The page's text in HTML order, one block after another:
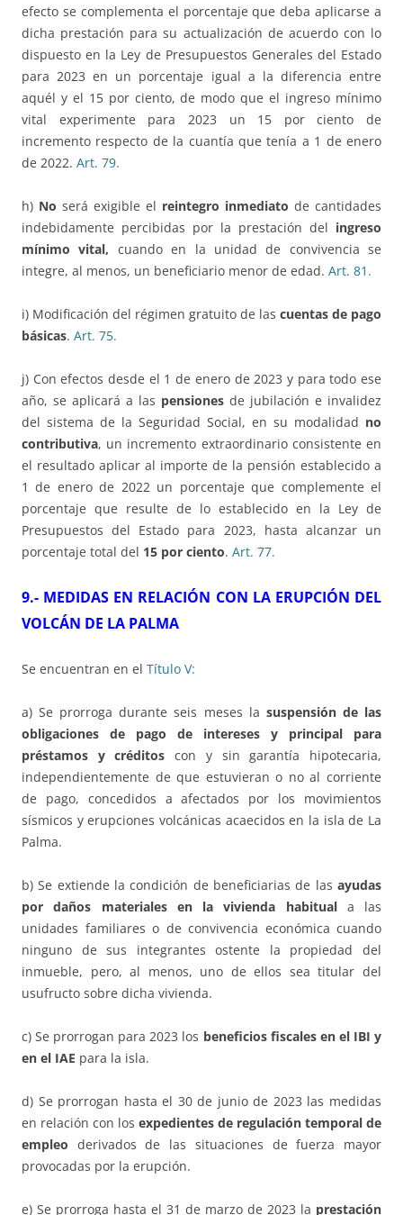
efecto se complementa el porcentaje que deba aplicarse a
dicha prestación para su actualización de acuerdo con lo
dispuesto en la Ley de Presupuestos Generales del Estado
para 2023 en un porcentaje igual a la diferencia entre
aquél y el 15 por ciento, de modo que el ingreso mínimo
vital experimente para 2023 un 15 por ciento de
incremento respecto de la cuantía que tenía a 1 de enero
de 2022. Art. 79.
h) No será exigible el reintegro inmediato de cantidades
indebidamente percibidas por la prestación del ingreso
mínimo vital, cuando en la unidad de convivencia se
integre, al menos, un beneficiario menor de edad. Art. 81.
i) Modificación del régimen gratuito de las cuentas de pago
básicas. Art. 75.
j) Con efectos desde el 1 de enero de 2023 y para todo ese
año, se aplicará a las pensiones de jubilación e invalidez
del sistema de la Seguridad Social, en su modalidad no
contributiva, un incremento extraordinario consistente en
el resultado aplicar al importe de la pensión establecido a
1 de enero de 2022 un porcentaje que complemente el
porcentaje que resulte de lo establecido en la Ley de
Presupuestos del Estado para 2023, hasta alcanzar un
porcentaje total del 15 por ciento. Art. 77.
9.- MEDIDAS EN RELACIÓN CON LA ERUPCIÓN DEL
VOLCÁN DE LA PALMA
Se encuentran en el Título V:
a) Se prorroga durante seis meses la suspensión de las
obligaciones de pago de intereses y principal para
préstamos y créditos con y sin garantía hipotecaria,
independientemente de que estuvieran o no al corriente
de pago, concedidos a afectados por los movimientos
sísmicos y erupciones volcánicas acaecidos en la isla de La
Palma.
b) Se extiende la condición de beneficiarias de las ayudas
por daños materiales en la vivienda habituala las
unidades familiares o de convivencia económica cuando
ninguno de sus integrantes ostente la propiedad del
inmueble, pero, al menos, uno de ellos sea titular del
usufructo sobre dicha vivienda.
c) Se prorrogan para 2023 los beneficios fiscales en el IBI y
en el IAE para la isla.
d) Se prorrogan hasta el 30 de junio de 2023 las medidas
en relación con los expedientes de regulación temporal de
empleo derivados de las situaciones de fuerza mayor
provocadas por la erupción.
e) Se prorroga hasta el 31 de marzo de 2023 la prestación